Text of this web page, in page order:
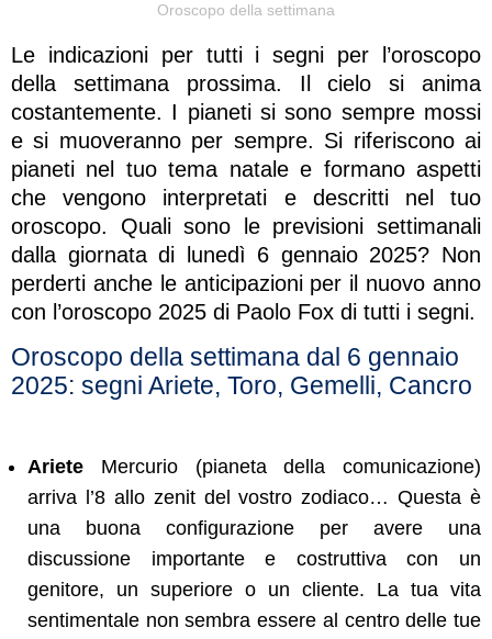
Oroscopo della settimana
Le indicazioni per tutti i segni per l’oroscopo
della settimana prossima. Il cielo si anima
costantemente. I pianeti si sono sempre mossi
e si muoveranno per sempre. Si riferiscono ai
pianeti nel tuo tema natale e formano aspetti
che vengono interpretati e descritti nel tuo
oroscopo. Quali sono le previsioni settimanali
dalla giornata di lunedì 6 gennaio 2025? Non
perderti anche le anticipazioni per il nuovo anno
con l’oroscopo 2025 di Paolo Fox di tutti i segni.
Oroscopo della settimana dal 6 gennaio
2025: segni Ariete, Toro, Gemelli, Cancro
Ariete Mercurio (pianeta della comunicazione)
arriva l’8 allo zenit del vostro zodiaco… Questa è
una buona configurazione per avere una
discussione importante e costruttiva con un
genitore, un superiore o un cliente. La tua vita
sentimentale non sembra essere al centro delle tue